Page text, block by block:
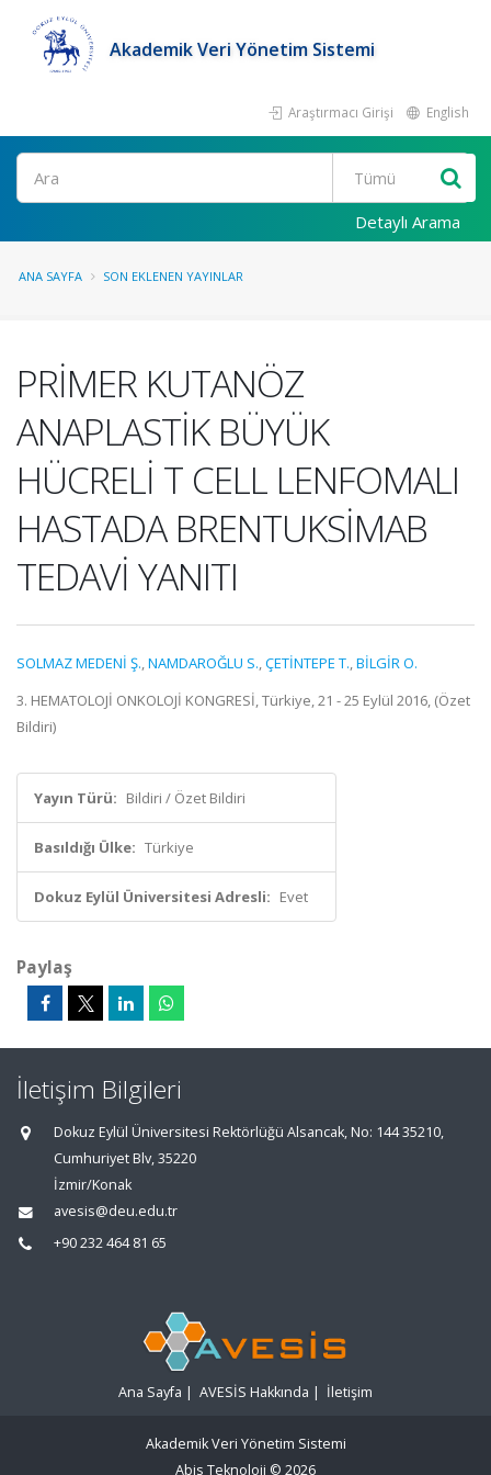
Akademik Veri Yönetim Sistemi
Araştırmacı Girişi English
Ara
Detaylı Arama
ANA SAYFA SON EKLENEN YAYINLAR
PRİMER KUTANÖZ
ANAPLASTİK BÜYÜK
HÜCRELİ T CELL LENFOMALI
HASTADA BRENTUKSİMAB
TEDAVİ YANITI
SOLMAZ MEDENİ Ş.,NAMDAROĞLU S.,ÇETİNTEPE T.,BİLGİR O.
3. HEMATOLOJİ ONKOLOJİ KONGRESİ, Türkiye, 21 - 25 Eylül 2016, (Özet
Bildiri)
Yayın Türü: Bildiri / Özet Bildiri
Basıldığı Ülke: Türkiye
Dokuz Eylül Üniversitesi Adresli: Evet
Paylaş
İletişim Bilgileri
Dokuz Eylül Üniversitesi Rektörlüğü Alsancak, No: 144 35210,
Cumhuriyet Blv, 35220
İzmir/Konak
avesis@deu.edu.tr
+90 232 464 81 65
Ana Sayfa | AVESİS Hakkında | İletişim
Akademik Veri Yönetim Sistemi
Abis Teknoloji © 2026